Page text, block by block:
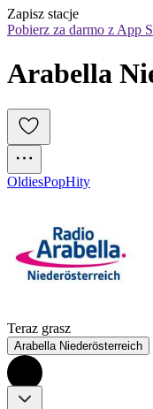
Zapisz stacje
Pobierz za darmo z App
Arabella
OldiesPopHity
Teraz grasz
Arabella Niederösterreich